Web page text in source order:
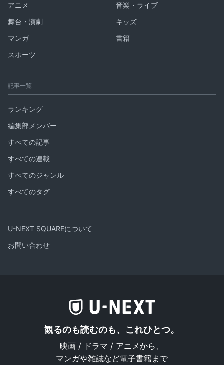
アニメ
音楽・ライブ
舞台・演劇
キッズ
マンガ
書籍
スポーツ
記事一覧
ランキング
編集部メンバー
すべての記事
すべての連載
すべてのジャンル
すべてのタグ
U-NEXT SQUAREについて
お問い合わせ
観るのも読むのも、これひとつ。
映画 / ドラマ / アニメから、
マンガや雑誌など電子書籍まで